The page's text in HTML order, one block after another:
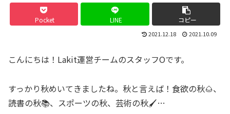
Pocket LINE コピー
2021.12.18 2021.10.09
こんにちは！Lakit運営チームのスタッフOです。
すっかり秋めいてきましたね。秋と言えば！食欲の秋🌰、
読書の秋📚、スポーツの秋、芸術の秋🖌…